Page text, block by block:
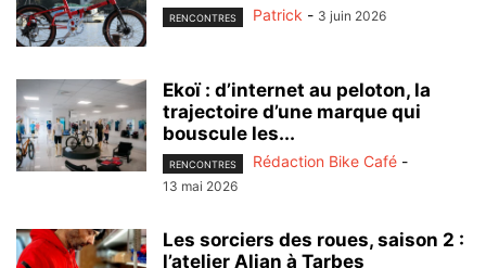
RENCONTRES Patrick - 3 juin 2026
Ekoï : d’internet au peloton, la
trajectoire d’une marque qui
bouscule les...
RENCONTRES Rédaction Bike Café -
13 mai 2026
Les sorciers des roues, saison 2 :
l’atelier Alian à Tarbes